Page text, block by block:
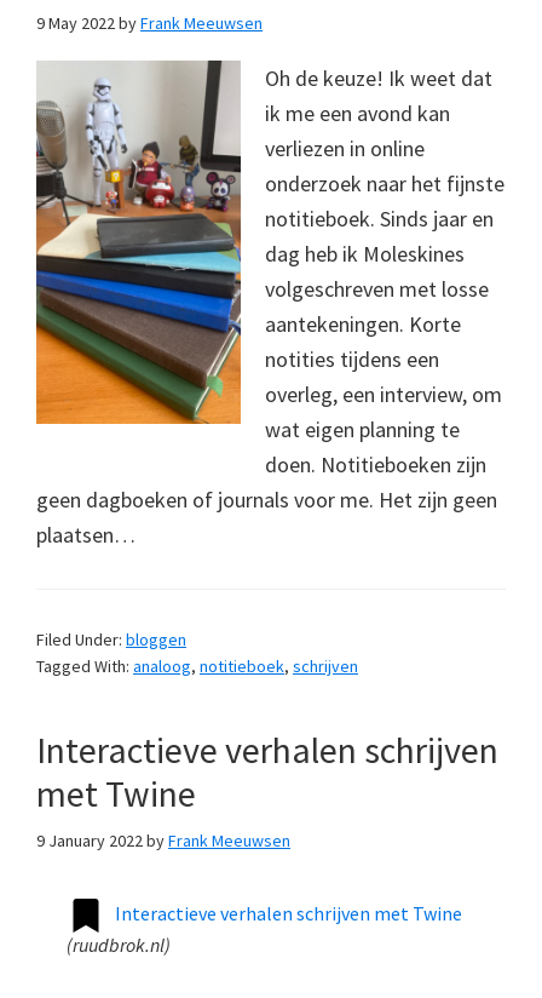
9 May 2022byFrank Meeuwsen
Oh de keuze! Ik weet dat
ik me een avond kan
verliezen in online
onderzoek naar het fijnste
notitieboek. Sinds jaar en
dag heb ik Moleskines
volgeschreven met losse
aantekeningen. Korte
notities tijdens een
overleg, een interview, om
wat eigen planning te
doen. Notitieboeken zijn
geen dagboeken of journals voor me. Het zijn geen
plaatsen…
Filed Under: bloggen
Tagged With: analoog, notitieboek, schrijven
Interactieve verhalen schrijven
met Twine
9 January 2022byFrank Meeuwsen
Interactieve verhalen schrijven met Twine
(ruudbrok.nl)